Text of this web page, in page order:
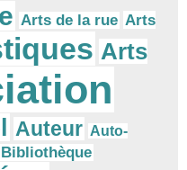
Arts de la rue Arts
Arts
Auteur Auto-
Bibliothèque